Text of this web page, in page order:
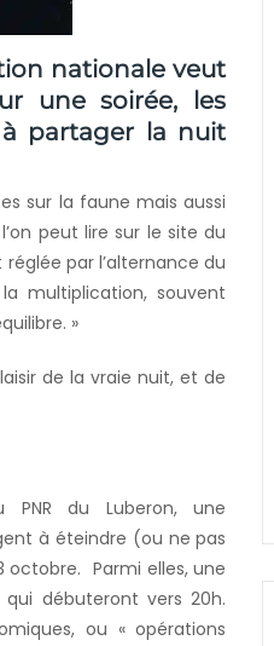
nationale veut
une soirée, les
partager la nuit
sur la faune mais aussi
peut lire sur le site du
par l’alternance du
multiplication, souvent
»
de la vraie nuit, et de
du Luberon, une
à éteindre (ou ne pas
octobre. Parmi elles, une
débuteront vers 20h.
ou « opérations